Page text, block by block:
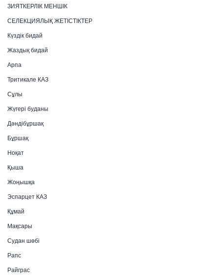
ЗИЯТКЕРЛІК МЕНШІК
СЕЛЕКЦИЯЛЫҚ ЖЕТІСТІКТЕР
Күздік бидай
Жаздық бидай
Арпа
Тритикале КАЗ
Сұлы
Жүгері буданы
Дәндібұршақ
Бұршақ
Ноқат
Қыша
Жоңышқа
Эспарцет КАЗ
Құмай
Мақсары
Судан шөбі
Рапс
Райграс